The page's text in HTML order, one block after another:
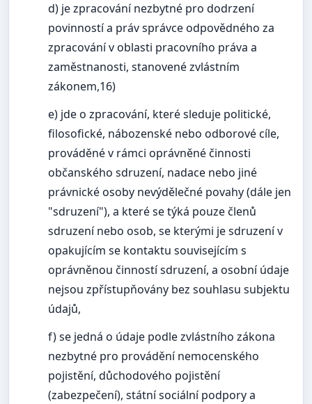
d) je zpracování nezbytné pro dodrzení
povinností a práv správce odpovědného za
zpracování v oblasti pracovního práva a
zaměstnanosti, stanovené zvlástním
zákonem,16)
e) jde o zpracování, které sleduje politické,
filosofické, nábozenské nebo odborové cíle,
prováděné v rámci oprávněné činnosti
občanského sdruzení, nadace nebo jiné
právnické osoby nevýdělečné povahy (dále jen
"sdruzení"), a které se týká pouze členů
sdruzení nebo osob, se kterými je sdruzení v
opakujícím se kontaktu souvisejícím s
oprávněnou činností sdruzení, a osobní údaje
nejsou zpřístupňovány bez souhlasu subjektu
údajů,
f) se jedná o údaje podle zvlástního zákona
nezbytné pro provádění nemocenského
pojistění, důchodového pojistění
(zabezpečení), státní sociální podpory a